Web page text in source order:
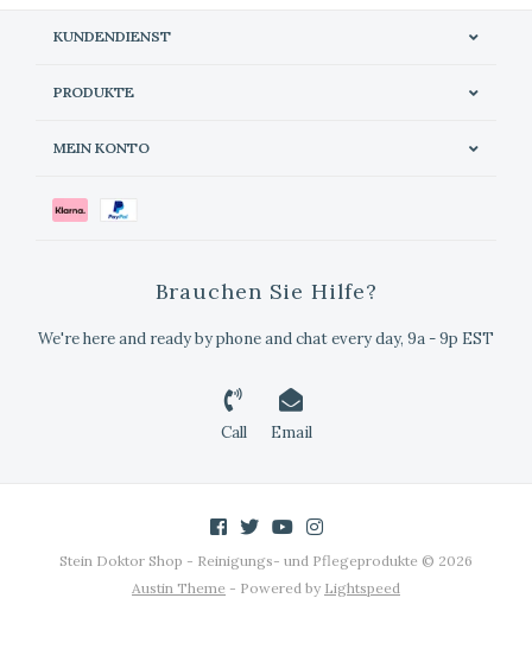
KUNDENDIENST
PRODUKTE
MEIN KONTO
Brauchen Sie Hilfe?
We're here and ready by phone and chat every day, 9a - 9p EST
Call Email
Stein Doktor Shop - Reinigungs- und Pflegeprodukte © 2026
Austin Theme - Powered by Lightspeed